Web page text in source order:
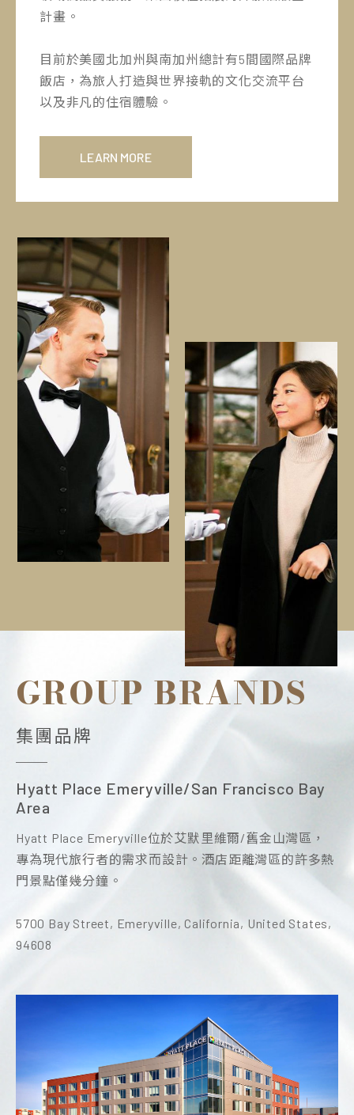
計畫。
目前於美國北加州與南加州總計有5間國際品牌
飯店，為旅人打造與世界接軌的文化交流平台
以及非凡的住宿體驗。
LEARN MORE
GROUP BRANDS
集團品牌
華園大飯店 草衙館
本鈴鹿賽道樂園，打造具有高雄在地特色的交通主題房
型設計，機場、港灣、捷運、賽車親子主題套房全館共
計 96 間客房，結合住宿、購物、玩樂、餐飲完整旅遊
GROUP BRANDS
集團品牌
Hyatt Place Emeryville/San Francisco Bay
Area
Hyatt Place Emeryville位於艾默里維爾/舊金山灣區，
專為現代旅行者的需求而設計。酒店距離灣區的許多熱
門景點僅幾分鐘。
5700 Bay Street, Emeryville, California, United States,
94608
GROUP BRANDS
集團品牌
SpringHill Suites San Jose Fremont
SpringHill Suites San Jose Fremont位於硅谷中心，作
為通往聖荷西、帕羅奧圖和舊金山的門戶，全新全套房
酒店融合了設計和功能，提供了您在入住期間所需的現
代設施。我們靠近特斯拉、藍穀科技和達爾塔等公司。
適合工作、會議或放鬆。通過免費的Wi-Fi、舒適的游
泳池和健身中心，讓旅行充滿輕鬆。我們的市場全天候
SpringHill Suites San Jose Fremont
46333 Fremont Boulevard, Fremont, California, USA,
94538
+1 510-929-3100
GROUP BRANDS
集團品牌
Holiday Inn Express Walnut Creek
Holiday Inn Express Walnut Creek位於加州I-680高速公
路旁，靠近諸如Diablo山公園等景點，提供每日免費的
豐盛熱早餐自助餐和3英里半徑內的免費接送服務。酒
店內設有健身中心，酒店附近的當地景點包括林賽野生
鐘。同時，舊金山市中心也位於可駕駛的距離內。